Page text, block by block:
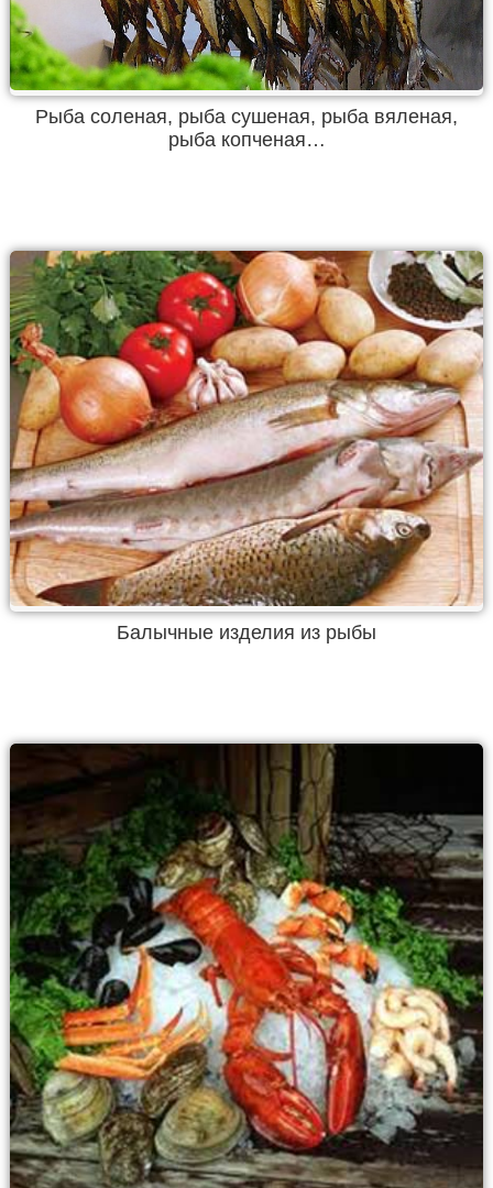
Рыба соленая, рыба сушеная, рыба вяленая,
рыба копченая…
Балычные изделия из рыбы